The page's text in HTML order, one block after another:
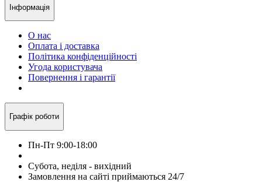
Інформація
О нас
Оплата і доставка
Політика конфіденційності
Угода користувача
Повернення і гарантії
Графік роботи
Пн-Пт 9:00-18:00
Субота, неділя - вихідний
Замовлення на сайті приймаються 24/7